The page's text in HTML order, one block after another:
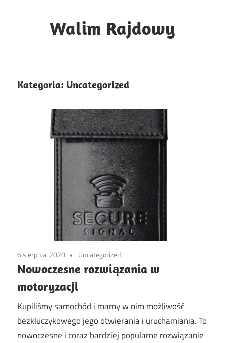
Walim Rajdowy
nie
Kategoria: Uncategorized
6 sierpnia, 2020 Uncategorized
Nowoczesne rozwiązania w
motoryzacji
Kupiliśmy samochód i mamy w nim możliwość
bezkluczykowego jego otwierania i uruchamiania. To
nowoczesne i coraz bardziej popularne rozwiązanie